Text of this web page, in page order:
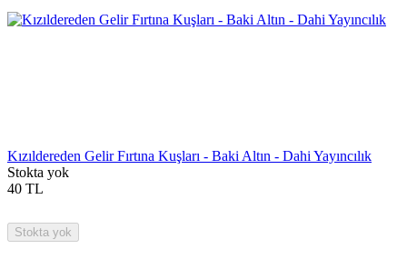
Kızıldereden Gelir Fırtına Kuşları - Baki Altın - Dahi Yayıncılık
Stokta yok
40 TL
Stokta yok